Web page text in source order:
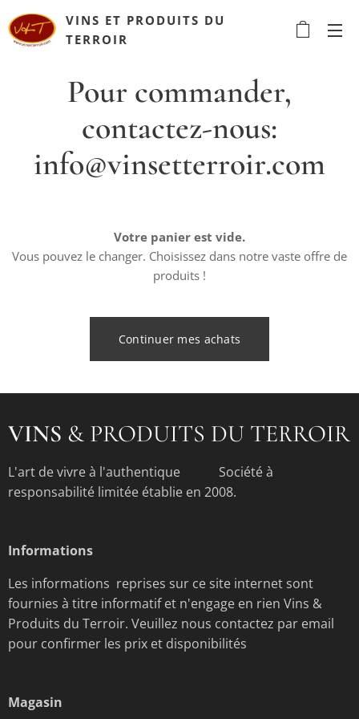
VINS ET PRODUITS DU
TERROIR
Pour commander,
contactez-nous:
info@vinsetterroir.com
Votre panier est vide.
Vous pouvez le changer. Choisissez dans notre vaste offre de
produits !
Continuer mes achats
VINS & PRODUITS DU TERROIR
L'art de vivre à l'authentique Société à
responsabilité limitée établie en 2008.
Informations
Les informations reprises sur ce site internet sont
fournies à titre informatif et n'engage en rien Vins &
Produits du Terroir. Veuillez nous contactez par email
pour confirmer les prix et disponibilités
Magasin